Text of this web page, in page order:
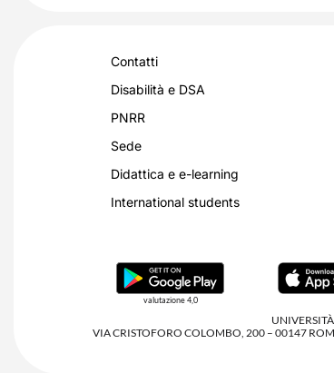
Contatti
Disabilità e DSA
PNRR
Sede
Didattica e e-learning
International students
valutazione 4,0
VIA CRISTOFORO COLOMBO, 200 – 00147